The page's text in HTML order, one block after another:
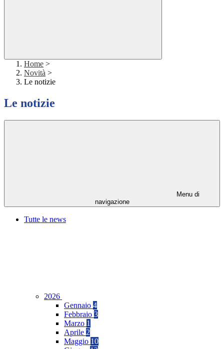
Home >
Novità >
Le notizie
Le notizie
Menu di
navigazione
Tutte le news
2026
Gennaio 4
Febbraio 3
Marzo 1
Aprile 2
Maggio 10